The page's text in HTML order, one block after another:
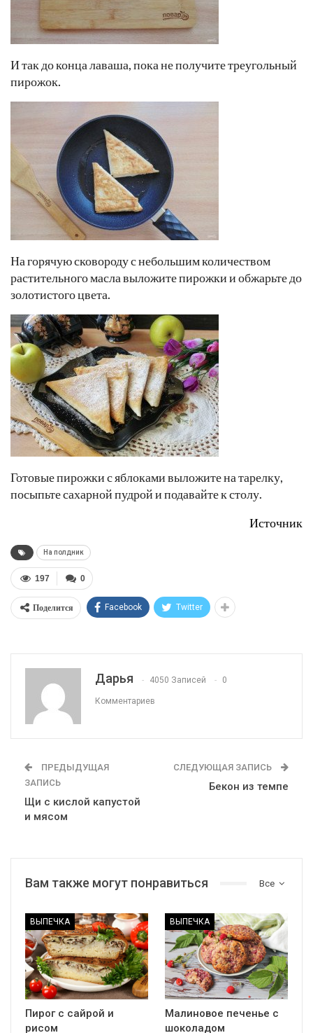
И так до конца лаваша, пока не получите треугольный
пирожок.
На горячую сковороду с небольшим количеством
растительного масла выложите пирожки и обжарьте до
золотистого цвета.
Готовые пирожки с яблоками выложите на тарелку,
посыпьте сахарной пудрой и подавайте к столу.
Источник
На полдник
0
197
Поделится Facebook Twitter
Дарья 4050 Записей 0
Комментариев
ПРЕДЫДУЩАЯ
ЗАПИСЬ
Щи с кислой капустой
и мясом
СЛЕДУЮЩАЯ ЗАПИСЬ
Бекон из темпе
Все
Вам также могут понравиться
ВЫПЕЧКА
Пирог с сайрой и
рисом
ВЫПЕЧКА
Малиновое печенье с
шоколадом